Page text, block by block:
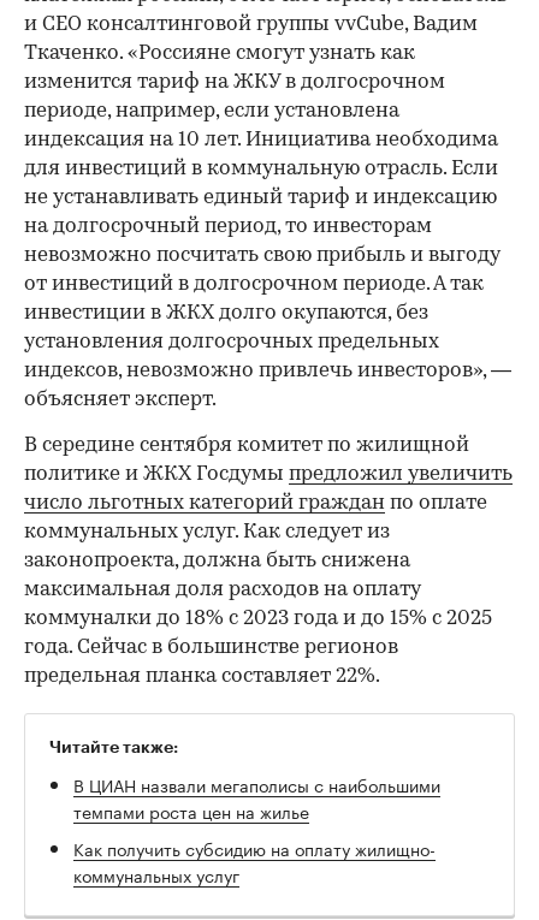
и СЕО консалтинговой группы vvCube, Вадим
Ткаченко. «Россияне смогут узнать как
изменится тариф на ЖКУ в долгосрочном
периоде, например, если установлена
индексация на 10 лет. Инициатива необходима
для инвестиций в коммунальную отрасль. Если
не устанавливать единый тариф и индексацию
на долгосрочный период, то инвесторам
невозможно посчитать свою прибыль и выгоду
от инвестиций в долгосрочном периоде. А так
инвестиции в ЖКХ долго окупаются, без
установления долгосрочных предельных
индексов, невозможно привлечь инвесторов», —
объясняет эксперт.
В середине сентября комитет по жилищной
политике и ЖКХ Госдумы предложил увеличить
число льготных категорий граждан по оплате
коммунальных услуг. Как следует из
законопроекта, должна быть снижена
максимальная доля расходов на оплату
коммуналки до 18% с 2023 года и до 15% с 2025
года. Сейчас в большинстве регионов
предельная планка составляет 22%.
Читайте также:
В ЦИАН назвали мегаполисы с наибольшими
темпами роста цен на жилье
Как получить субсидию на оплату жилищно-
коммунальных услуг